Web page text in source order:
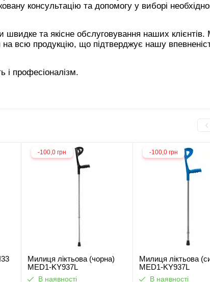
консультацію та допомогу у виборі
та якісне обслуговування наших клієнтів.
всю продукцію, що підтверджує нашу
і професіоналізм.
-100,0 грн
Милиця ліктьова (чорна)
MED1-KY937L
В наявності
-100,0 грн
Милиця ліктьова
MED1-KY937L
В наявності